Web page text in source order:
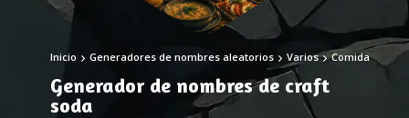
Inicio Generadores de nombres aleatorios Varios Comida
Generador de nombres de craft
soda